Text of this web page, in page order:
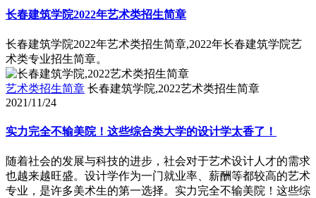
长春建筑学院2022年艺术类招生简章
长春建筑学院2022年艺术类招生简章,2022年长春建筑学院艺
术类专业招生简章。
艺术类招生简章 长春建筑学院,2022艺术类招生简章
2021/11/24
实力完全不输美院！这些综合类大学的设计学太香了！
随着社会的发展与科技的进步，社会对于艺术设计人才的需求
也越来越旺盛。设计学作为一门就业率、薪酬等都较高的艺术
专业，是许多美术生的第一选择。实力完全不输美院！这些综